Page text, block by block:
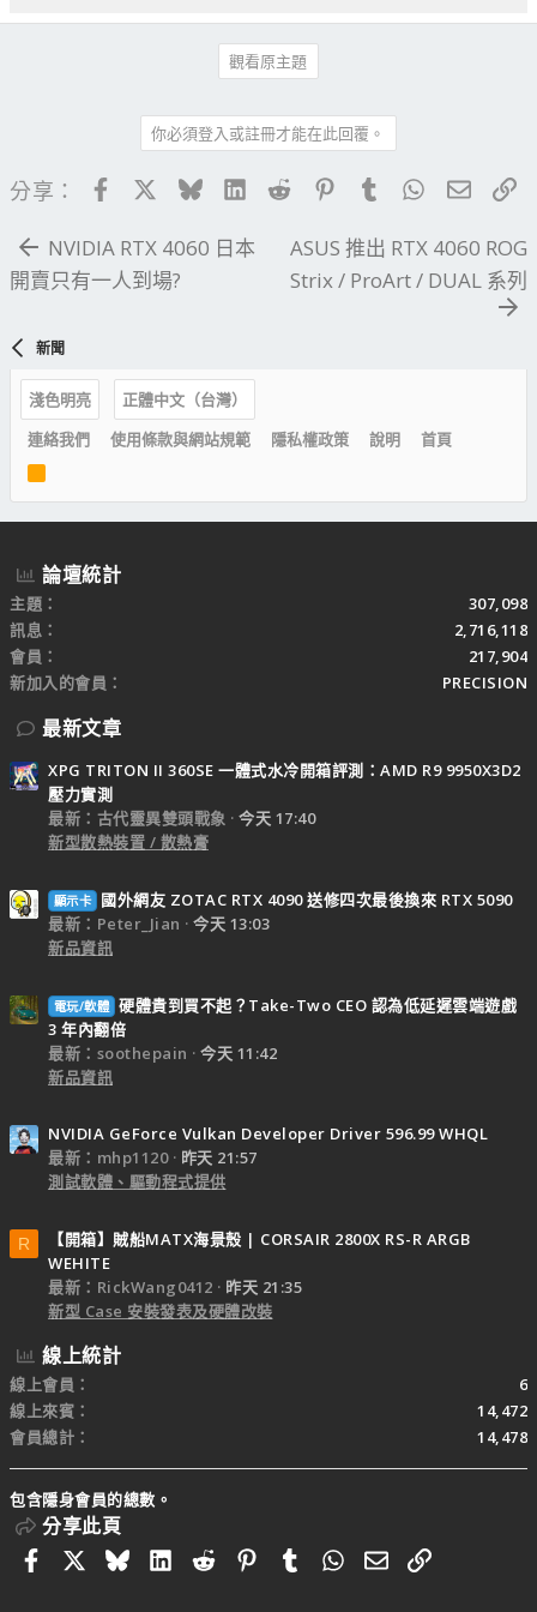
觀看原主題
你必須登入或註冊才能在此回覆。
分享： FacebookBlueskyLinkedIn
Reddit PinterestTumblrWhatsApp
電子
NVIDIA RTX 4060 日本
開賣只有一人到場?
ASUS 推出 RTX 4060 ROG
Strix / ProArt / DUAL 系列
新聞
淺色明亮
正體中文（台灣）
連絡我們
使用條款與網站規範 隱私權政策 說明 首頁
R
S
S
論壇統計
主題
307,098
訊息
2,716,118
會員
217,904
新加入的會員
PRECISION
最新文章
XPG TRITON II 360SE 一體式水冷開箱評測：AMD R9 9950X3D2
壓力實測
最新：古代靈異雙頭戰象
今天 17:40
新型散熱裝置 / 散熱膏
顯示卡
國外網友 ZOTAC RTX 4090 送修四次最後換來 RTX 5090
最新：Peter_Jian
今天 13:03
新品資訊
電玩/軟體 硬體貴到買不起？Take-Two CEO 認為低延遲雲端遊戲
3 年內翻倍
最新：soothepain
今天 11:42
新品資訊
NVIDIA GeForce Vulkan Developer Driver 596.99 WHQL
最新：mhp1120
昨天 21:57
測試軟體、驅動程式提供
R
【開箱】賊船MATX海景殼 | CORSAIR 2800X RS-R ARGB
WEHITE
最新：RickWang0412
昨天 21:35
新型 Case 安裝發表及硬體改裝
線上統計
線上會員
6
線上來賓
14,472
會員總計
14,478
包含隱身會員的總數。
分享此頁
FacebookBlueskyLinkedIn
RedditPinterestTumblrWhatsApp
電子郵件
連結